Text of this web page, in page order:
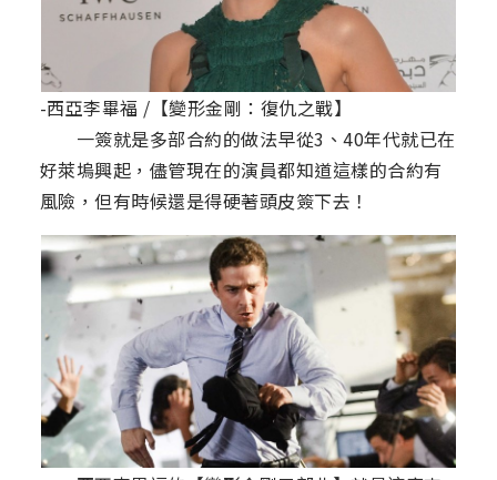
-西亞李畢福 /【變形金剛：復仇之戰】
一簽就是多部合約的做法早從3、40年代就已在
好萊塢興起，儘管現在的演員都知道這樣的合約有
風險，但有時候還是得硬著頭皮簽下去！